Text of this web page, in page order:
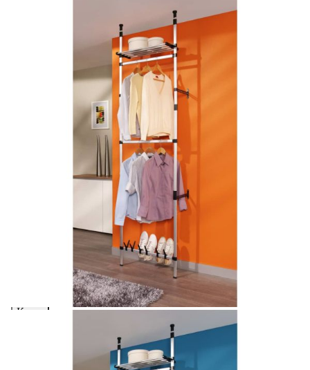
Купи на изплащане
Телескопична система за гардероб с лостове и рафт,
Please select credit institution
Цена на продукта:
€41.00
Extraction of information from credit institutions
Предоставената таблица е с информационна цел.
Добавете продукта в количката си с бутона "Добави в
количката" и при поръчка ще можете да изберете броя
вноски на кредита.
Acest tabel are caracter informativ. Adăugați produsul în
coșul de cumpărături unde veți putea selecta detaliile
cererii de creditare.
Предоставената таблица е с информационна цел.
Добавете продукта в количката си с бутона "Добави в
количката" и при поръчка ще можете да изберете броя
вноски на кредита.
Предоставената таблица е с информационна цел.
Добавете продукта в количката си с бутона "Добави в
количката" и при поръчка ще можете да изберете броя
вноски на кредита.